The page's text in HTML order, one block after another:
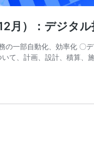
月）：デジタ
の一部自動化、効率化 〇
いて、計画、設計、積算